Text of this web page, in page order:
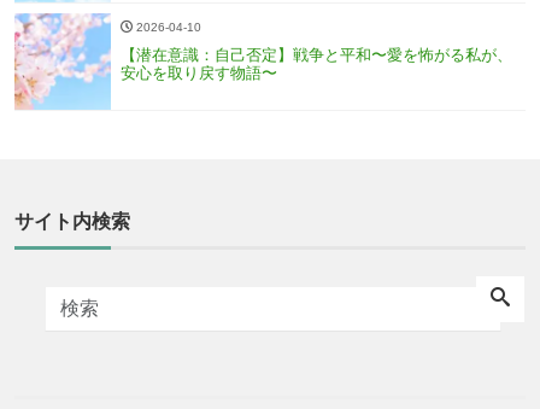
2026-04-10
【潜在意識：自己否定】戦争と平和〜愛を怖がる私が、
安心を取り戻す物語〜
サイト内検索